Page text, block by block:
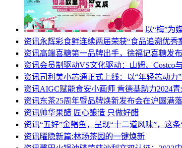
以“梅”为
资讯永辉彩食鲜连续两届荣获“食品追溯优秀
资讯高端喜糖第一品牌出手，徐福记喜糖发
资讯会员制驱动VS文化驱动：山姆、Costco
资讯司利美小芯通正式上线：以“年轻芯动力
资讯AIGC赋能食安小画师 肯德基助力2024
资讯东茶25周年暨品牌焕新发布会在沪圆满
资讯帅华果醋 匠心酿造 只做好醋
资讯“五好”金鲳鱼，呈现“十二道风味”，这
资讯​曜隐新篇:林场茶园的一键焕新